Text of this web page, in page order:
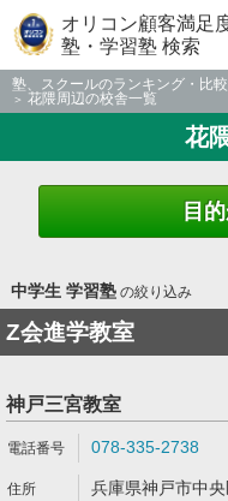
オリコン顧客満足
塾・学習塾 検索
塾、スクールのランキング・比較
花隈周辺の校舎一覧
花
目
中学生 学習塾の絞り込み
Z会進学教室
神戸三宮教室
078-335-2738
兵庫県神戸市中